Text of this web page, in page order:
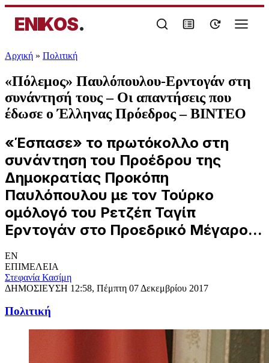
ENIKOS.
Αρχική » Πολιτική
«Πόλεμος» Παυλόπουλου-Ερντογάν στη
συνάντησή τους – Οι απαντήσεις που
έδωσε ο Έλληνας Πρόεδρος – BINTEO
«Έσπασε» το πρωτόκολλο στη
συνάντηση του Προέδρου της
Δημοκρατίας Προκόπη
Παυλόπουλου με τον Τούρκο
ομόλογό του Ρετζέπ Ταγίπ
Ερντογάν στο Προεδρικό Μέγαρο...
EN
ΕΠΙΜΕΛΕΙΑ
Στεφανία Κασίμη
ΔΗΜΟΣΙΕΥΣΗ 12:58, Πέμπτη 07 Δεκεμβρίου 2017
Πολιτική